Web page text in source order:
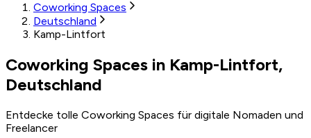
Coworking Spaces
Deutschland
Kamp-Lintfort
Coworking Spaces in Kamp-Lintfort,
Deutschland
Entdecke tolle Coworking Spaces für digitale Nomaden und
Freelancer